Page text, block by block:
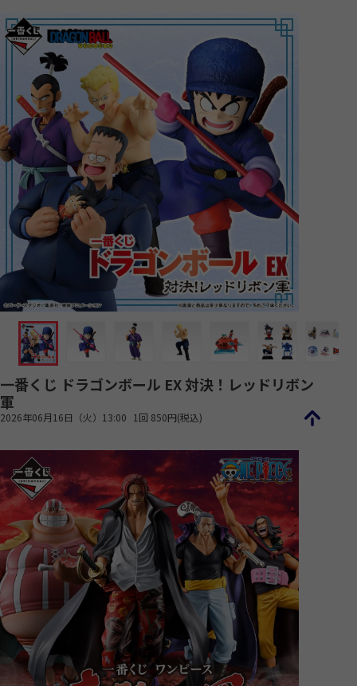
一番くじ ドラゴンボール EX 対決！レッドリボン
軍
2026年06月16日（火）13:00 1回 850円(税込)